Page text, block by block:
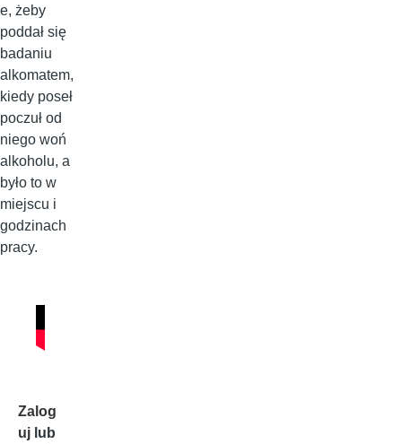
e, żeby
poddał się
badaniu
alkomatem,
kiedy poseł
poczuł od
niego woń
alkoholu, a
było to w
miejscu i
godzinach
pracy.
Zalog
uj lub